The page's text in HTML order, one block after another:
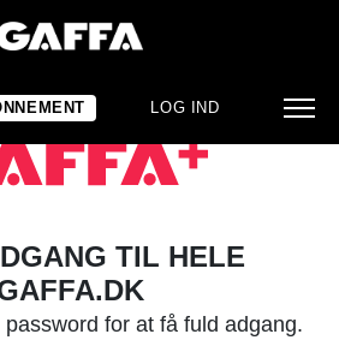
LOG IND
TIL HELE
for at få fuld adgang.